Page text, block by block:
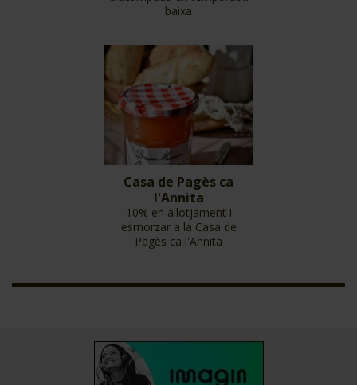
baixa
Casa de Pagès ca
l'Annita
10% en allotjament i
esmorzar a la Casa de
Pagès ca l'Annita